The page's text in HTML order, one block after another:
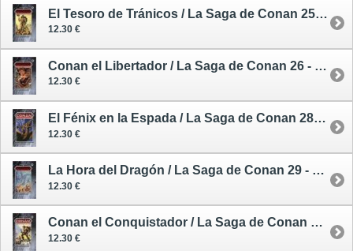
El Tesoro de Tránicos / La Saga de Conan 25 - cómic
12.30 €
Conan el Libertador / La Saga de Conan 26 - cómic
12.30 €
El Fénix en la Espada / La Saga de Conan 28 - cómic
12.30 €
La Hora del Dragón / La Saga de Conan 29 - cómic
12.30 €
Conan el Conquistador / La Saga de Conan 30 - cómic
12.30 €